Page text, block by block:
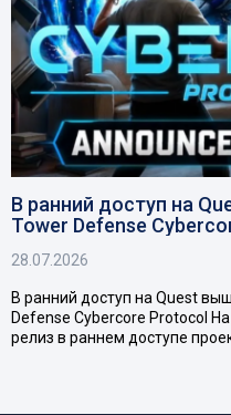
В ранний доступ на
Tower Defense
28.07.2026
В ранний доступ на Quest
Defense Cybercore Protocol
релиз в раннем доступе